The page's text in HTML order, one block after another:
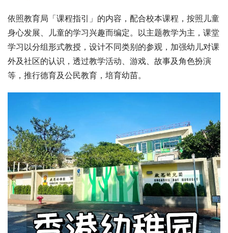
依照教育局「课程指引」的内容，配合校本课程，按照儿童
身心发展、儿童的学习兴趣而编定。以主题教学为主，课堂
学习以分组形式教授，设计不同类别的参观，加强幼儿对课
外及社区的认识，透过教学活动、游戏、故事及角色扮演
等，推行德育及公民教育，培育幼苗。